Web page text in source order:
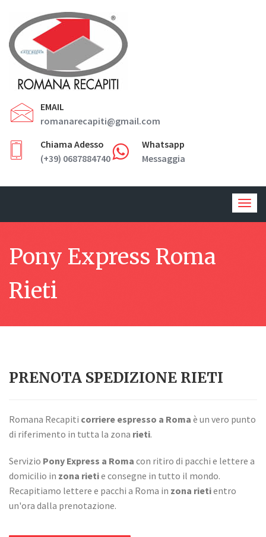
EMAIL
romanarecapiti@gmail.com
Chiama Adesso
(+39) 0687884740
Whatsapp
Messaggia
Pony Express Roma
Rieti
PRENOTA SPEDIZIONE RIETI
Romana Recapiti corriere espresso a Roma è un vero punto
di riferimento in tutta la zona rieti.
Servizio Pony Express a Roma con ritiro di pacchi e lettere a
domicilio in zona rietie consegne in tutto il mondo.
Recapitiamo lettere e pacchi a Roma in zona rietientro
un'ora dalla prenotazione.